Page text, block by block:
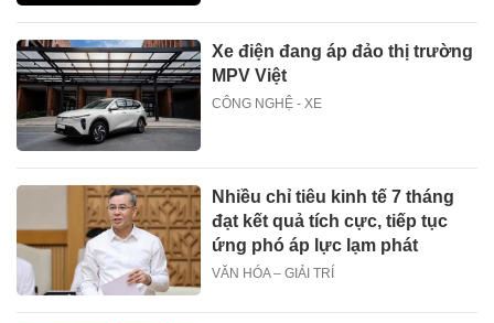
Xe điện đang áp đảo thị trường
MPV Việt
CÔNG NGHỆ - XE
Nhiều chỉ tiêu kinh tế 7 tháng
đạt kết quả tích cực, tiếp tục
ứng phó áp lực lạm phát
VĂN HÓA – GIẢI TRÍ